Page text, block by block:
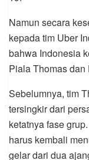
Namun secara
kepada tim Uber
bahwa Indonesia
Piala Thomas
Sebelumnya, tim
tersingkir dari
ketatnya fase
harus kembali
gelar dari dua